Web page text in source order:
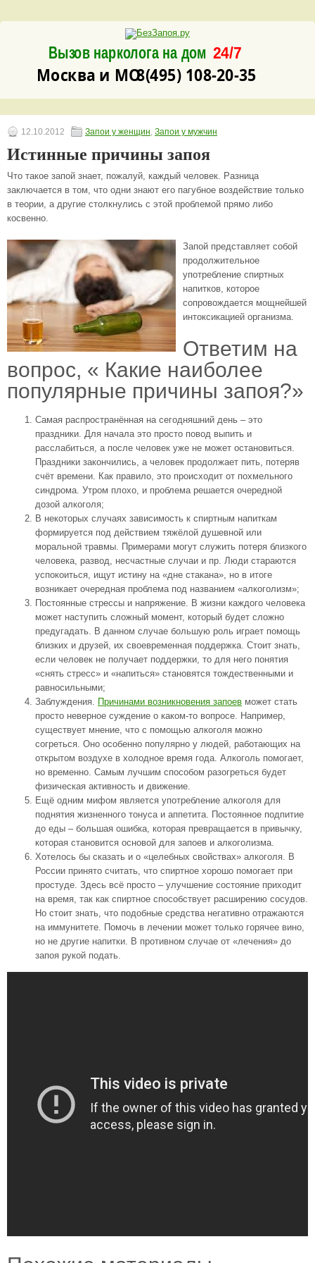
Вызов нарколога на дом
8(495) 108-20-35
Москва и МО
24/7
12.10.2012 Запои у женщин, Запои у мужчин
Истинные причины запоя
Что такое запой знает, пожалуй, каждый человек. Разница
заключается в том, что одни знают его пагубное воздействие только
в теории, а другие столкнулись с этой проблемой прямо либо
косвенно.
Запой представляет собой
продолжительное
употребление спиртных
напитков, которое
сопровождается мощнейшей
интоксикацией организма.
Ответим на
вопрос, « Какие наиболее
популярные причины запоя?»
Самая распространённая на сегодняшний день – это
праздники. Для начала это просто повод выпить и
расслабиться, а после человек уже не может остановиться.
Праздники закончились, а человек продолжает пить, потеряв
счёт времени. Как правило, это происходит от похмельного
синдрома. Утром плохо, и проблема решается очередной
дозой алкоголя;
В некоторых случаях зависимость к спиртным напиткам
формируется под действием тяжёлой душевной или
моральной травмы. Примерами могут служить потеря близкого
человека, развод, несчастные случаи и пр. Люди стараются
успокоиться, ищут истину на «дне стакана», но в итоге
возникает очередная проблема под названием «алкоголизм»;
Постоянные стрессы и напряжение. В жизни каждого человека
может наступить сложный момент, который будет сложно
предугадать. В данном случае большую роль играет помощь
близких и друзей, их своевременная поддержка. Стоит знать,
если человек не получает поддержки, то для него понятия
«снять стресс» и «напиться» становятся тождественными и
равносильными;
Заблуждения. Причинами возникновения запоев может стать
просто неверное суждение о каком-то вопросе. Например,
существует мнение, что с помощью алкоголя можно
согреться. Оно особенно популярно у людей, работающих на
открытом воздухе в холодное время года. Алкоголь помогает,
но временно. Самым лучшим способом разогреться будет
физическая активность и движение.
Ещё одним мифом является употребление алкоголя для
поднятия жизненного тонуса и аппетита. Постоянное подпитие
до еды – большая ошибка, которая превращается в привычку,
которая становится основой для запоев и алкоголизма.
Хотелось бы сказать и о «целебных свойствах» алкоголя. В
России принято считать, что спиртное хорошо помогает при
простуде. Здесь всё просто – улучшение состояние приходит
на время, так как спиртное способствует расширению сосудов.
Но стоит знать, что подобные средства негативно отражаются
на иммунитете. Помочь в лечении может только горячее вино,
но не другие напитки. В противном случае от «лечения» до
запоя рукой подать.